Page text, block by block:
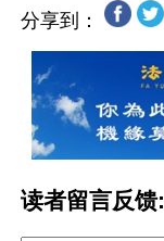
分享到：
读者留言反馈: